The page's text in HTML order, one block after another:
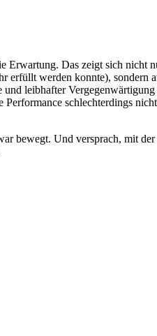
Das zeigt sich nicht
erfüllt werden konnte), sondern
leibhafter
schlechterdings
bewegt. Und versprach, mit